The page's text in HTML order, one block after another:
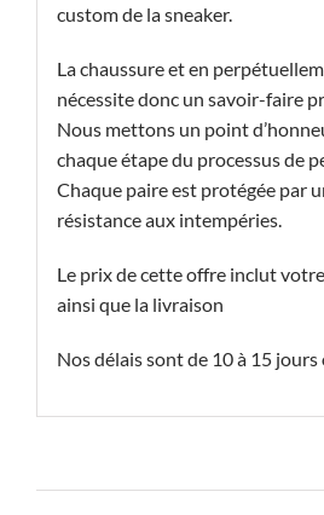
custom de la sneaker.
La chaussure et en
nécessite donc un savoir-faire
Nous mettons un point
chaque étape du processus de
Chaque paire est protégée par
résistance aux intempéries.
Le prix de cette offre inclut
ainsi que la livraison
Nos délais sont de 10 à 15